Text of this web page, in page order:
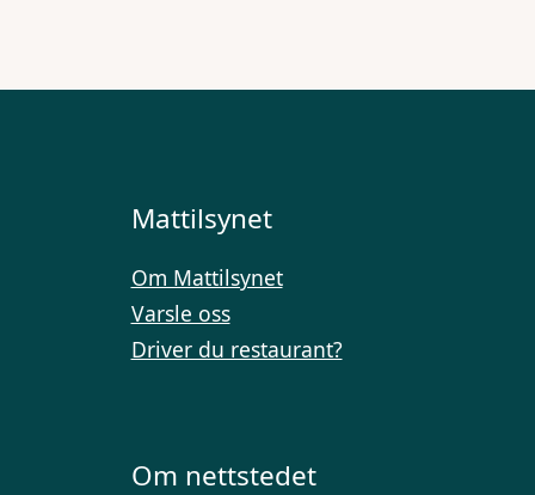
Mattilsynet
Om Mattilsynet
Varsle oss
Driver du restaurant?
Om nettstedet